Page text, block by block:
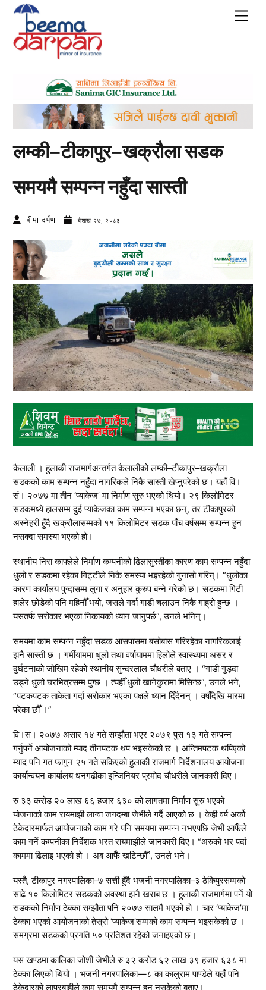
Skip
content
लम्की–टीकापुर–खक्रौला सडक
समयमै सम्पन्न नहुँदा सास्ती
बीमा दर्पण बैशाख २७, २०८३
कैलाली । हुलाकी राजमार्गअन्तर्गत कैलालीको लम्की–टीकापुर–खक्रौला
सडकको काम सम्पन्न नहुँदा नागरिकले निकै सास्ती खेप्नुपरेको छ। यहाँ वि।
सं। २०७७ मा तीन ‘प्याकेज’ मा निर्माण सुरु भएको थियो। २९ किलोमिटर
सडकमध्ये हालसम्म दुई प्याकेजका काम सम्पन्न भएका छन्, तर टीकापुरको
अस्नेहरी हुँदै खक्रौलासम्मको ११ किलोमिटर सडक पाँच वर्षसम्म सम्पन्न हुन
नसक्दा समस्या भएको हो।
स्थानीय निरा काफ्लेले निर्माण कम्पनीको ढिलासुस्तीका कारण काम सम्पन्न नहुँदा
धुलो र सडकमा रहेका गिट्टीले निकै समस्या भइरहेको गुनासो गरिन्। “धुलोका
कारण कार्यालय पुग्दासम्म लुगा र अनुहार कुरुप बन्ने गरेको छ। सडकमा गिटी
हालेर छोडेको पनि महिनौँ भयो, जसले गर्दा गाडी चलाउन निकै गाह्रो हुन्छ ।
यसतर्फ सरोकार भएका निकायको ध्यान जानुपर्छ”, उनले भनिन्।
समयमा काम सम्पन्न नहुँदा सडक आसपासमा बसोबास गरिरहेका नागरिकलाई
झनै सास्ती छ । गर्मीयाममा धुलो तथा वर्षायाममा हिलोले स्वास्थ्यमा असर र
दुर्घटनाको जोखिम रहेको स्थानीय सुन्दरलाल चौधरीले बताए । “गाडी गुड्दा
उड्ने धुलो घरभित्रसम्म पुग्छ । त्यहीँ धुलो खानेकुरामा मिसिन्छ”, उनले भने,
“पटकपटक ताकेता गर्दा सरोकार भएका पक्षले ध्यान दिँदैनन् । वर्षौंदेखि मारमा
परेका छौँ ।”
वि।सं। २०७७ असार १४ गते सम्झौता भएर २०७९ पुस १३ गते सम्पन्न
गर्नुपर्ने आयोजनाको म्याद तीनपटक थप भइसकेको छ । अन्तिमपटक थपिएको
म्याद पनि गत फागुन २५ गते सकिएको हुलाकी राजमार्ग निर्देशनालय आयोजना
कार्यान्वयन कार्यालय धनगढीका इन्जिनियर प्रमोद चौधरीले जानकारी दिए।
रु ३३ करोड २० लाख ६६ हजार ६३० को लागतमा निर्माण सुरु भएको
योजनाको काम रायमाझी लाग्वा जगदम्बा जेभीले गर्दै आएको छ । केही वर्ष अर्को
ठेकेदारमार्फत आयोजनाको काम गरे पनि समयमा सम्पन्न नभएपछि जेभी आफैँले
काम गर्ने कम्पनीका निर्देशक भरत रायमाझीले जानकारी दिए। “अरुको भर पर्दा
काममा ढिलाइ भएको हो । अब आफैँ खटिन्छौँ”, उनले भने।
यस्तै, टीकापुर नगरपालिका–७ सत्ती हुँदै भजनी नगरपालिका–३ ठेकिपुरसम्मको
साढे १० किलोमिटर सडकको अवस्था झनै खराब छ । हुलाकी राजमार्गमा पर्ने यो
सडकको निर्माण ठेक्का सम्झौता पनि २०७७ सालमै भएको हो । चार ‘प्याकेज’मा
ठेक्का भएको आयोजनाको तेस्रो ‘प्याकेज’सम्मको काम सम्पन्न भइसकेको छ ।
समग्रमा सडकको प्रगति ५० प्रतिशत रहेको जनाइएको छ।
यस खण्डमा कालिका जोशी जेभीले रु ३२ करोड ६२ लाख ३९ हजार ६३८ मा
ठेक्का लिएको थियो । भजनी नगरपालिका—८ का कालुराम पाण्डेले यहाँ पनि
ठेकेदारको लापरबाहीले काम समयमै सम्पन्न हुन नसकेको बताए।